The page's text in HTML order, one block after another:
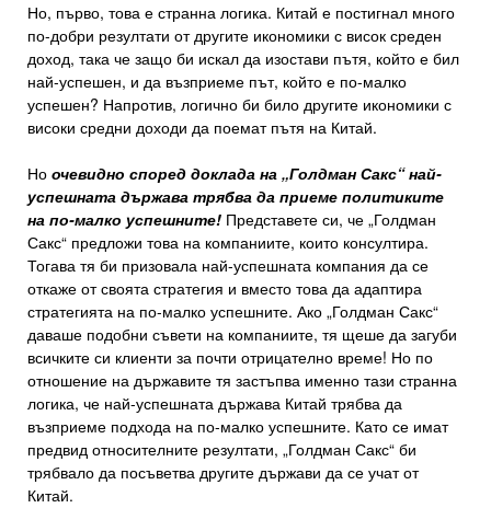
Но, първо, това е странна логика. Китай е постигнал много
по-добри резултати от другите икономики с висок среден
доход, така че защо би искал да изостави пътя, който е бил
най-успешен, и да възприеме път, който е по-малко
успешен? Напротив, логично би било другите икономики с
високи средни доходи да поемат пътя на Китай.
Но очевидно според доклада на „Голдман Сакс“ най-
успешната държава трябва да приеме политиките
на по-малко успешните! Представете си, че „Голдман
Сакс“ предложи това на компаниите, които консултира.
Тогава тя би призовала най-успешната компания да се
откаже от своята стратегия и вместо това да адаптира
стратегията на по-малко успешните. Ако „Голдман Сакс“
даваше подобни съвети на компаниите, тя щеше да загуби
всичките си клиенти за почти отрицателно време! Но по
отношение на държавите тя застъпва именно тази странна
логика, че най-успешната държава Китай трябва да
възприеме подхода на по-малко успешните. Като се имат
предвид относителните резултати, „Голдман Сакс“ би
трябвало да посъветва другите държави да се учат от
Китай.